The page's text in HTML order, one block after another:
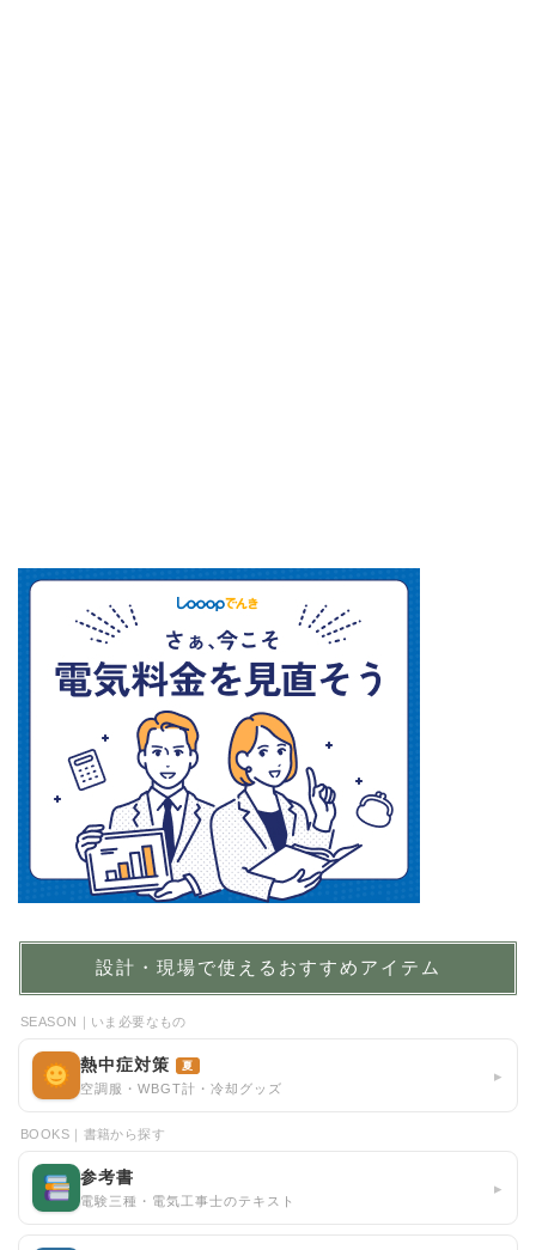
設計・現場で使えるおすすめアイテム
SEASON｜いま必要なもの
熱中症対策 夏
空調服・WBGT計・冷却グッズ
▸
BOOKS｜書籍から探す
参考書
電験三種・電気工事士のテキスト
▸